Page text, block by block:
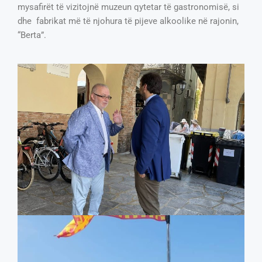
mysafirët të vizitojnë muzeun qytetar të gastronomisë, si
dhe fabrikat më të njohura të pijeve alkoolike në rajonin,
“Berta”.